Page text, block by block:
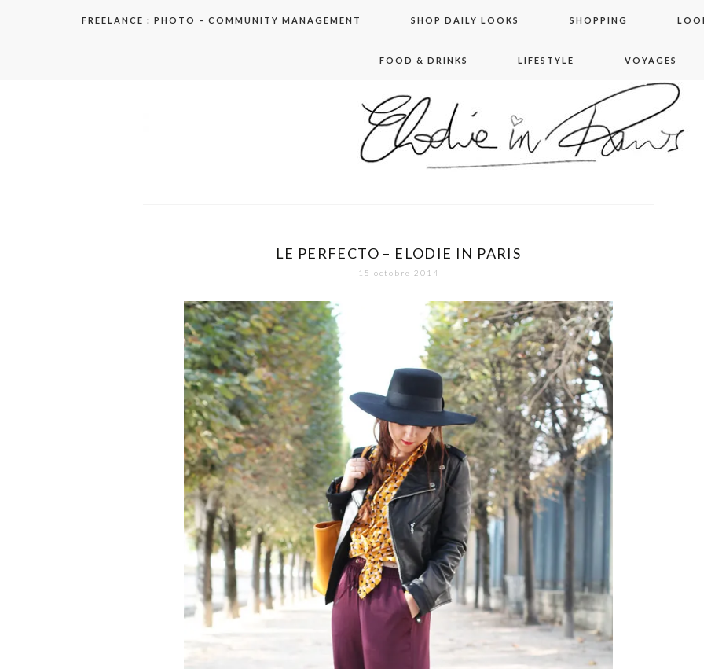
FREELANCE : PHOTO – COMMUNITY MANAGEMENT SHOP DAILY LOOKS SHOPPING
FOOD & DRINKS LIFESTYLE VOYAGES
elodie in paris
LE PERFECTO – ELODIE IN PARIS
15 octobre 2014